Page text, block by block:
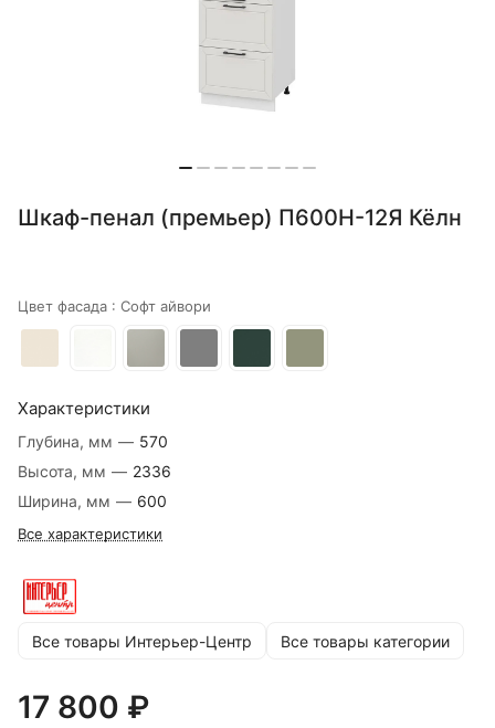
Шкаф-пенал (премьер) П600Н-12Я Кёлн
Цвет фасада : Софт айвори
Характеристики
Глубина, мм — 570
Высота, мм — 2336
Ширина, мм — 600
Все характеристики
Все товары Интерьер-Центр Все товары категории
17 800 ₽